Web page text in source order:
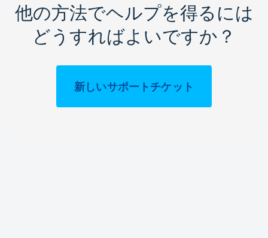
他の方法でヘルプを得るには
どうすればよいですか？
新しいサポートチケット